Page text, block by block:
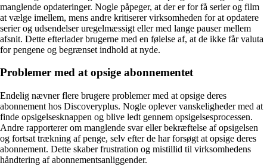
manglende opdateringer. Nogle påpeger, at der er for få serier og film
at vælge imellem, mens andre kritiserer virksomheden for at opdatere
serier og udsendelser uregelmæssigt eller med lange pauser mellem
afsnit. Dette efterlader brugerne med en følelse af, at de ikke får valuta
for pengene og begrænset indhold at nyde.
Problemer med at opsige abonnementet
Endelig nævner flere brugere problemer med at opsige deres
abonnement hos Discoveryplus. Nogle oplever vanskeligheder med at
finde opsigelsesknappen og blive ledt gennem opsigelsesprocessen.
Andre rapporterer om manglende svar eller bekræftelse af opsigelsen
og fortsat trækning af penge, selv efter de har forsøgt at opsige deres
abonnement. Dette skaber frustration og mistillid til virksomhedens
håndtering af abonnementsanliggender.